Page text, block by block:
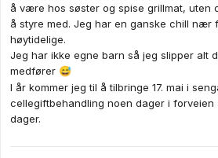
å være hos søster og spise grillmat, uten
å styre med. Jeg har en ganske chill nær
høytidelige.
Jeg har ikke egne barn så jeg slipper alt
medfører 😅
I år kommer jeg til å tilbringe 17. mai i
cellegiftbehandling noen dager i forveien
dager.